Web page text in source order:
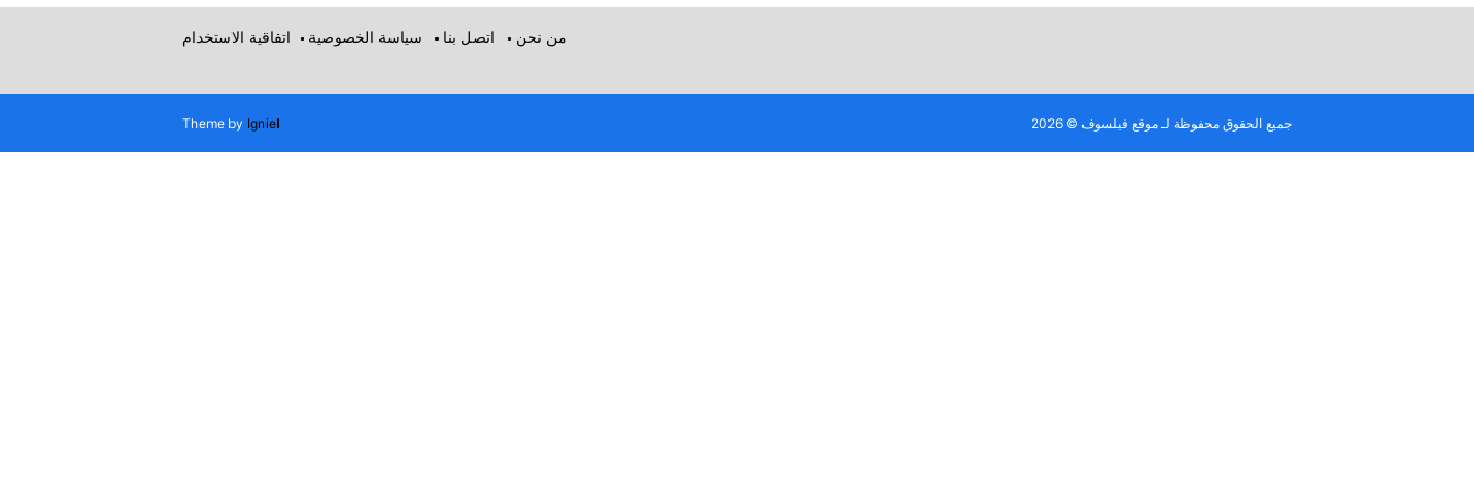
من نحن اتصل بنا سياسة الخصوصية اتفاقية الاستخدام
جميع الحقوق محفوظة لـ موقع فيلسوف © 2026 Theme by Igniel